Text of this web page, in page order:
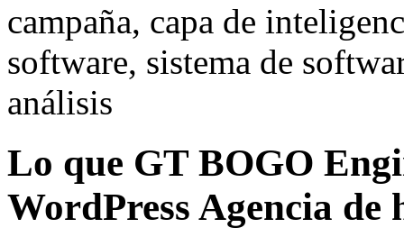
campaña, capa de
software, sistema de
análisis
Lo que GT BOGO
WordPress Agencia